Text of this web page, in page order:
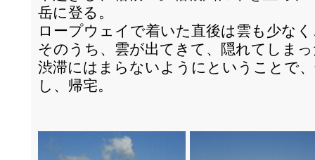
岳に登る。
ロープウェイで着いた直後は雲も少な
そのうち、雲が出てきて、隠れてしま
渋滞にはまらないようにということで
し、帰宅。